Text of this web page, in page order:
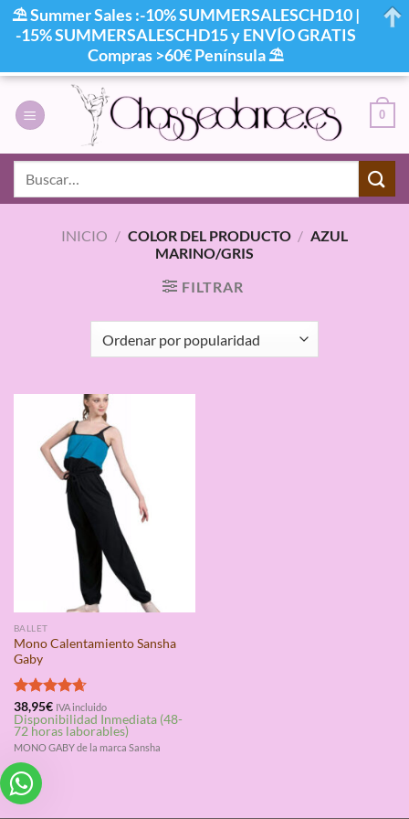
contenido
0
INICIO / COLOR DEL PRODUCTO / AZUL
MARINO/GRIS
FILTRAR
BALLET
Mono Calentamiento Sansha
Gaby
Valorado
con4.67
de 5
38,95€ IVA incluido
Disponibilidad Inmediata (48-
72 horas laborables)
MONO GABY de la marca Sansha
⛱ Summer Sales :-10% SUMMERSALESCHD10 |
-15% SUMMERSALESCHD15 y ENVÍO GRATIS
Compras >60€ Península ⛱